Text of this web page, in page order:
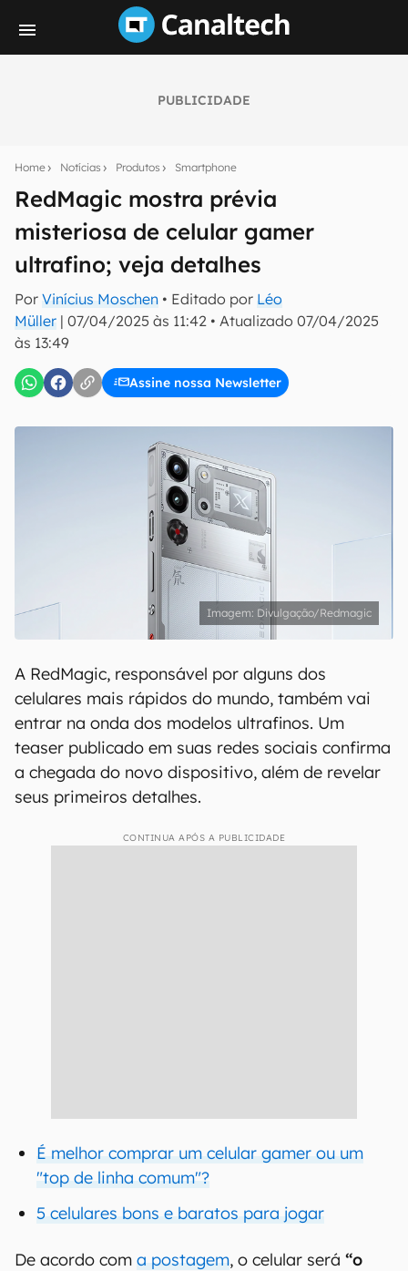
PUBLICIDADE
Home Notícias Produtos Smartphone
RedMagic mostra prévia
misteriosa de celular gamer
ultrafino; veja detalhes
Por Vinícius Moschen • Editado por Léo
Müller | 07/04/2025 às 11:42 • Atualizado 07/04/2025
às 13:49
Assine nossa Newsletter
notícias e reviews sobre tecnologia em primeira
mão.
E-mail
inscreva-se
Uso e Política de Privacidade do Canaltech.
Divulgação/Redmagic
A RedMagic, responsável por alguns dos
celulares mais rápidos do mundo, também vai
entrar na onda dos modelos ultrafinos. Um
teaser publicado em suas redes sociais confirma
a chegada do novo dispositivo, além de revelar
seus primeiros detalhes.
CONTINUA APÓS A PUBLICIDADE
É melhor comprar um celular gamer ou um
"top de linha comum"?
5 celulares bons e baratos para jogar
De acordo com a postagem, o celular será “o